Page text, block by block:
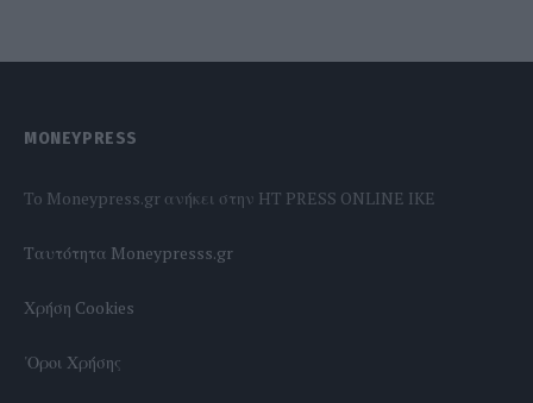
MONEYPRESS
To Moneypress.gr ανήκει στην HT PRESS ONLINE IKE
Tαυτότητα Moneypresss.gr
Χρήση Cookies
'Οροι Χρήσης